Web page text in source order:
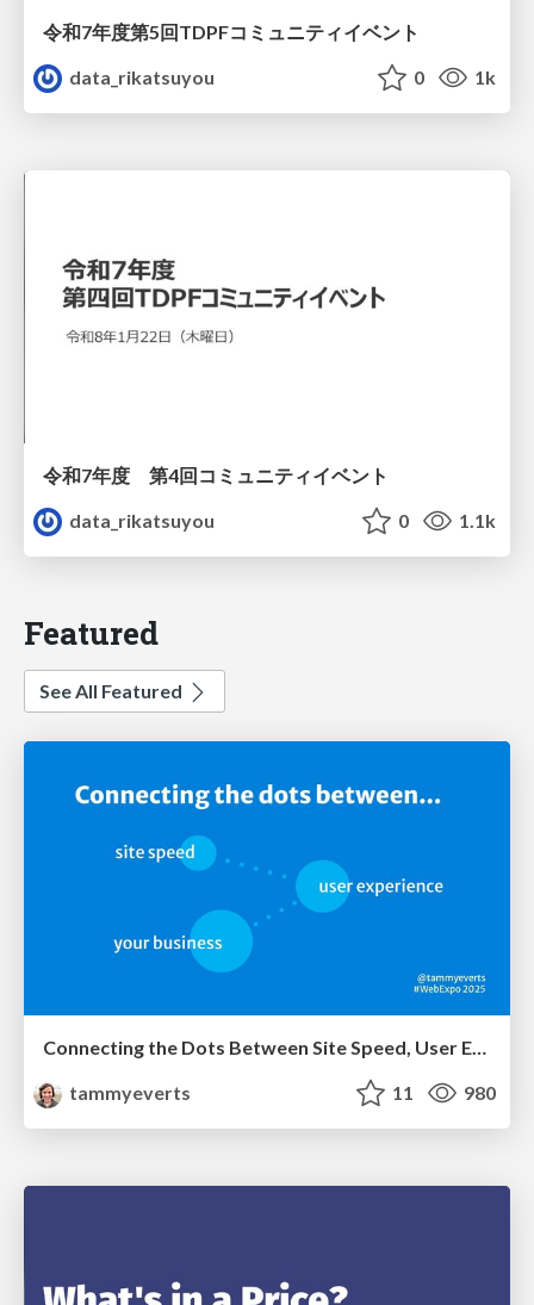
令和7年度第5回TDPFコミュニティイベント
data_rikatsuyou
0 1k
令和7年度 第4回コミュニティイベント
data_rikatsuyou
0 1.1k
Featured
See All Featured
tammyeverts
11 980